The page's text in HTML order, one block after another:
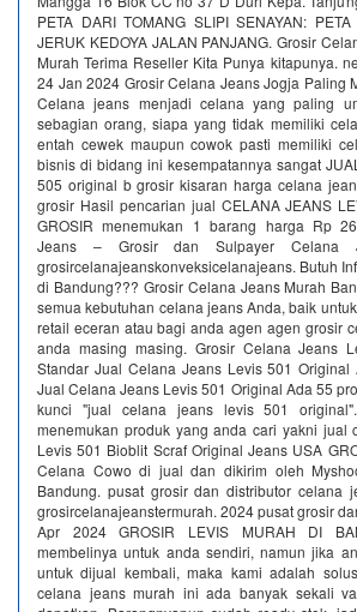
PETA DARI TOMANG SLIPI SENAYAN:
JERUK KEDOYA JALAN PANJANG. Grosir
Murah Terima Reseller Kita Punya kitapunya.
24 Jan 2024 Grosir Celana Jeans Jogja Paling
Celana jeans menjadi celana yang paling
sebagian orang, siapa yang tidak memiliki
entah cewek maupun cowok pasti memiliki
bisnis di bidang ini kesempatannya sangat
505 original b grosir kisaran harga celana
grosir Hasil pencarian jual CELANA JEANS
GROSIR menemukan 1 barang harga Rp
Jeans – Grosir dan Sulpayer Celana
grosircelanajeanskonveksicelanajeans. Butuh
di Bandung??? Grosir Celana Jeans Murah
semua kebutuhan celana jeans Anda, baik
retail eceran atau bagi anda agen agen grosir
anda masing masing. Grosir Celana Jeans
Standar Jual Celana Jeans Levis 501 Original
Jual Celana Jeans Levis 501 Original Ada 55
kunci "jual celana jeans levis 501
menemukan produk yang anda cari yakni jual
Levis 501 Bioblit Scraf Original Jeans USA
Celana Cowo di jual dan dikirim oleh
Bandung. pusat grosir dan distributor celana
grosircelanajeanstermurah. 2024 pusat grosir
Apr 2024 GROSIR LEVIS MURAH DI
membelinya untuk anda sendiri, namun jika
untuk dijual kembali, maka kami adalah
celana jeans murah ini ada banyak sekali